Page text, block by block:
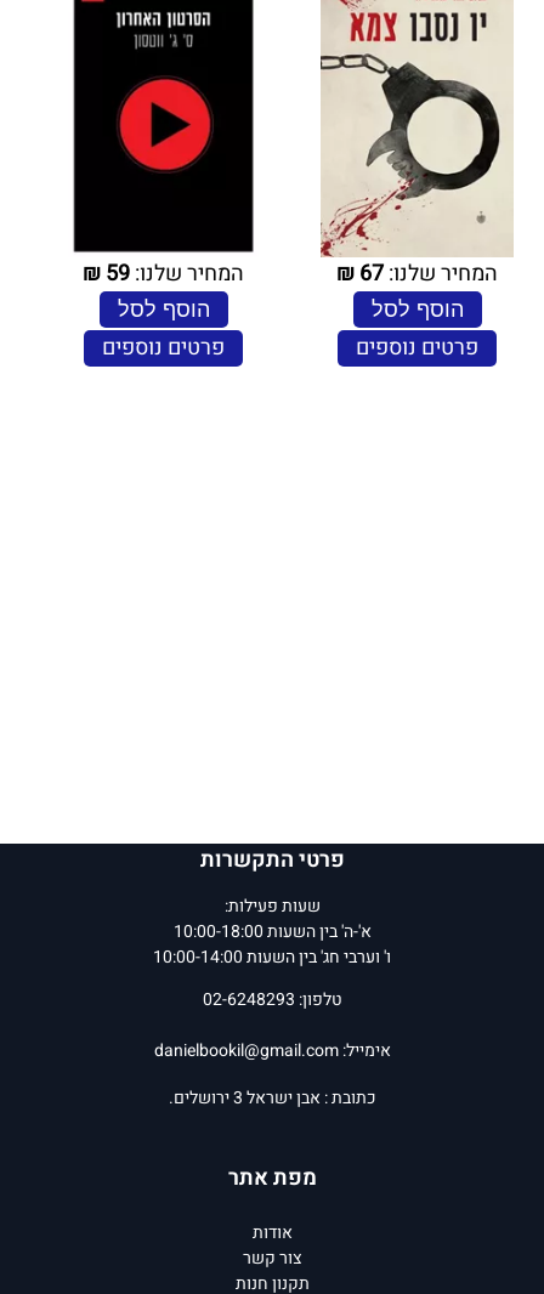
המחיר שלנו:67
₪
הוסף לסל
פרטים נוספים
המחיר שלנו:59
₪
הוסף לסל
פרטים נוספים
פרטי התקשרות
שעות פעילות:
א'-ה' בין השעות 10:00-18:00
ו' וערבי חג' בין השעות 10:00-14:00
טלפון: 02-6248293
אימייל:danielbookil@gmail.com
כתובת : אבן ישראל 3 ירושלים.
מפת אתר
אודות
צור קשר
תקנון חנות